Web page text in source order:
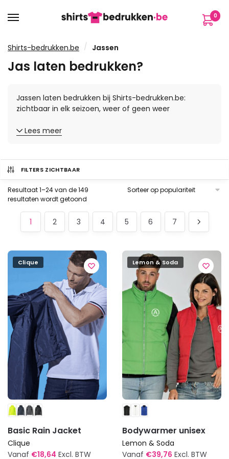
naar
naar
inhoud
0
Shirts-bedrukken.be / Jassen
Jas laten bedrukken?
Jassen laten bedrukken bij Shirts-bedrukken.be:
zichtbaar in elk seizoen, weer of geen weer
Lees meer
FILTERS ZICHTBAAR
Resultaat 1–24 van de 149
resultaten wordt getoond
populariteit
1 2 3 4 5 6 7
Clique
Basic Rain Jacket
Clique
Vanaf €18,64 Excl. BTW
Lemon & Soda
Bodywarmer unisex
Lemon & Soda
Vanaf €39,76 Excl. BTW